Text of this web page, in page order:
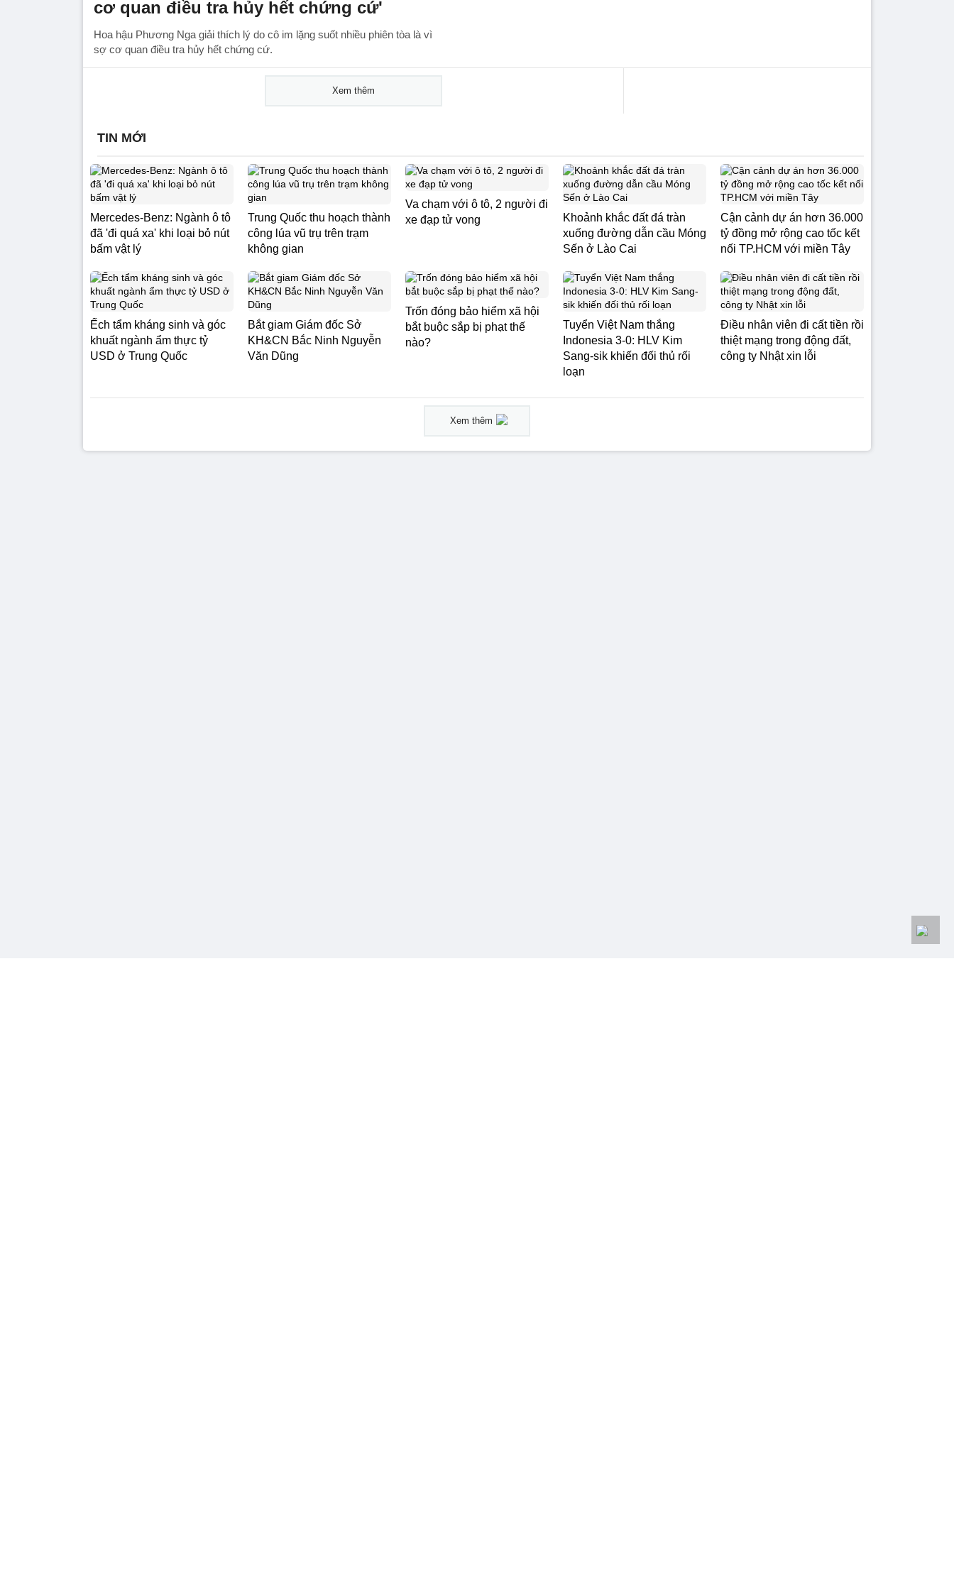
cơ quan điều tra hủy hết chứng cứ'
Hoa hậu Phương Nga giải thích lý do cô im lặng suốt nhiều phiên tòa là vì
sợ cơ quan điều tra hủy hết chứng cứ.
Xem thêm
TIN MỚI
Mercedes-Benz: Ngành ô tô
đã 'đi quá xa' khi loại bỏ nút
bấm vật lý
Trung Quốc thu hoạch thành
công lúa vũ trụ trên trạm
không gian
Va chạm với ô tô, 2 người đi
xe đạp tử vong
Khoảnh khắc đất đá tràn
xuống đường dẫn cầu Móng
Sến ở Lào Cai
Cận cảnh dự án hơn 36.000
tỷ đồng mở rộng cao tốc kết
nối TP.HCM với miền Tây
Ếch tẩm kháng sinh và góc
khuất ngành ẩm thực tỷ
USD ở Trung Quốc
Bắt giam Giám đốc Sở
KH&CN Bắc Ninh Nguyễn
Văn Dũng
Trốn đóng bảo hiểm xã hội
bắt buộc sắp bị phạt thế
nào?
Tuyển Việt Nam thắng
Indonesia 3-0: HLV Kim
Sang-sik khiến đối thủ rối
loạn
Điều nhân viên đi cất tiền rồi
thiệt mạng trong động đất,
công ty Nhật xin lỗi
Xem thêm